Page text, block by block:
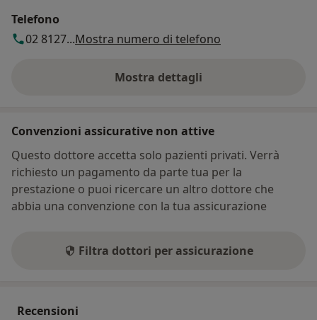
Telefono
02 8127...Mostra numero di telefono
Mostra dettagli
sull'indirizzo
Convenzioni assicurative non attive
Questo dottore accetta solo pazienti privati. Verrà
richiesto un pagamento da parte tua per la
prestazione o puoi ricercare un altro dottore che
abbia una convenzione con la tua assicurazione
Filtra dottori per assicurazione
Recensioni